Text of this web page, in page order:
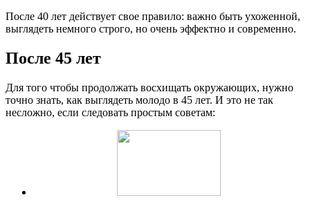
После 40 лет действует свое правило: важно быть ухоженной,
выглядеть немного строго, но очень эффектно и современно.
После 45 лет
Для того чтобы продолжать восхищать окружающих, нужно
точно знать, как выглядеть молодо в 45 лет. И это не так
несложно, если следовать простым советам: